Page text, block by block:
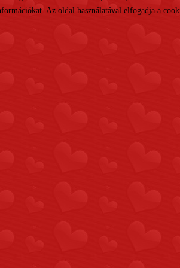
Az oldal használatával elfogadja a